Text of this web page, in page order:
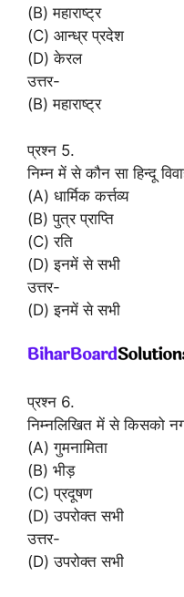
(B) महाराष्ट्र
(C) आन्ध्र प्रदेश
(D) केरल
उत्तर-
(B) महाराष्ट्र
प्रश्न 5.
निम्न में से कौन सा हिन्दू
(A) धार्मिक कर्त्तव्य
(B) पुत्र प्राप्ति
(C) रति
(D) इनमें से सभी
उत्तर-
(D) इनमें से सभी
प्रश्न 6.
निम्नलिखित में से किसको
(A) गुमनामिता
(B) भीड़
(C) प्रदूषण
(D) उपरोक्त सभी
उत्तर-
(D) उपरोक्त सभी